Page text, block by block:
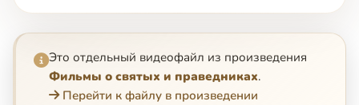
Это отдельный видеофайл из произведения
Фильмы о святых и праведниках.
Перейти к файлу в произведении